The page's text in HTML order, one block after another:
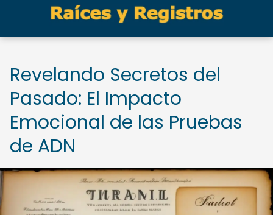
Revelando Secretos del
Pasado: El Impacto
Emocional de las Pruebas
de ADN